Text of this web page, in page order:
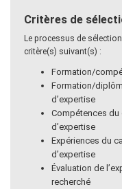
Critères de
Le processus de
critère(s) suivant(s) :
Formation/
Formation/
d’expertise
Compétences du
d’expertise
Expériences du
d’expertise
Évaluation de
recherché